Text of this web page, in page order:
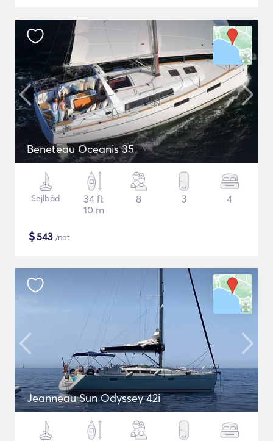
Beneteau Oceanis 35
Sejlbåd
34 ft
10 m
8 3 4
$543 /nat
Jeanneau Sun Odyssey 42i